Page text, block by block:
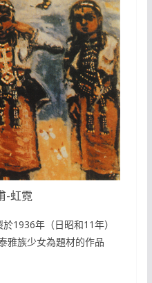
-虹霓
1936年（日昭和11年）
雅族少女為題材的作品